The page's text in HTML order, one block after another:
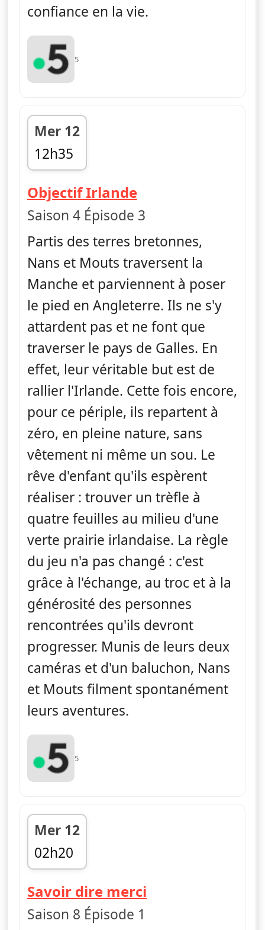
confiance en la vie.
5
Mer 12
12h35
fin 13h35
Objectif Irlande— Nus et culottés
Saison 4 Épisode 3
Partis des terres bretonnes,
Nans et Mouts traversent la
Manche et parviennent à poser
le pied en Angleterre. Ils ne s'y
attardent pas et ne font que
traverser le pays de Galles. En
effet, leur véritable but est de
rallier l'Irlande. Cette fois encore,
pour ce périple, ils repartent à
zéro, en pleine nature, sans
vêtement ni même un sou. Le
rêve d'enfant qu'ils espèrent
réaliser : trouver un trèfle à
quatre feuilles au milieu d'une
verte prairie irlandaise. La règle
du jeu n'a pas changé : c'est
grâce à l'échange, au troc et à la
générosité des personnes
rencontrées qu'ils devront
progresser. Munis de leurs deux
caméras et d'un baluchon, Nans
et Mouts filment spontanément
leurs aventures.
5
Mer 12
02h20
fin 03h14
Savoir dire merci
Saison 8 Épisode 1